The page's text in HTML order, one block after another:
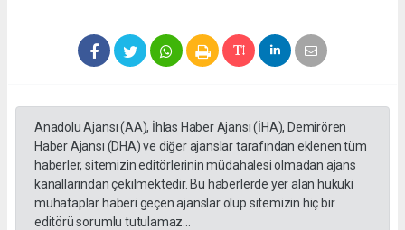
Anadolu Ajansı (AA), İhlas Haber Ajansı (İHA), Demirören
Haber Ajansı (DHA) ve diğer ajanslar tarafından eklenen tüm
haberler, sitemizin editörlerinin müdahalesi olmadan ajans
kanallarından çekilmektedir. Bu haberlerde yer alan hukuki
muhataplar haberi geçen ajanslar olup sitemizin hiç bir
editörü sorumlu tutulamaz...